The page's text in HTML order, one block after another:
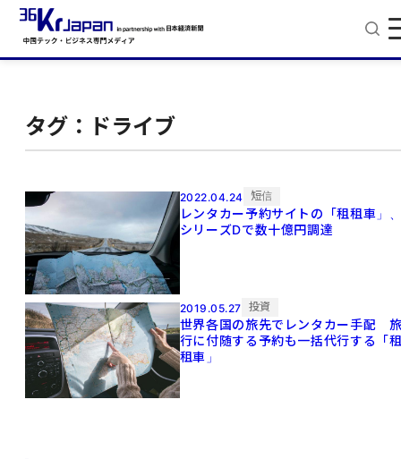
タグ：ドライブ
2022.04.24 短信
レンタカー予約サイトの「租租車」
シリーズDで数十億円調達
2019.05.27 投資
世界各国の旅先でレンタカー手配
行に付随する予約も一括代行する「
租車」